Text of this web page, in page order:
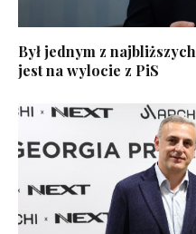
Był jednym z
jest na wylocie z PiS